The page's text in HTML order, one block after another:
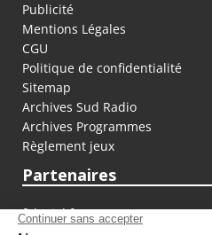
Publicité
Mentions Légales
CGU
Politique de confidentialité
Sitemap
Archives Sud Radio
Archives Programmes
Règlement jeux
Partenaires
fiducial.fr